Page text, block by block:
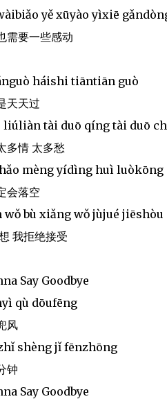
yě xūyào yìxiē
需要一些感动
háishi tiāntiān guò
天天过
liúliàn tài duō qíng tài duō
多情 太多愁
mèng yídìng huì luòkōng
会落空
wǒ bù xiǎng wǒ jùjué jiēshòu
我拒绝接受
Say Goodbye
qù dōufēng
风
shèng jǐ fēnzhōng
钟
Say Goodbye